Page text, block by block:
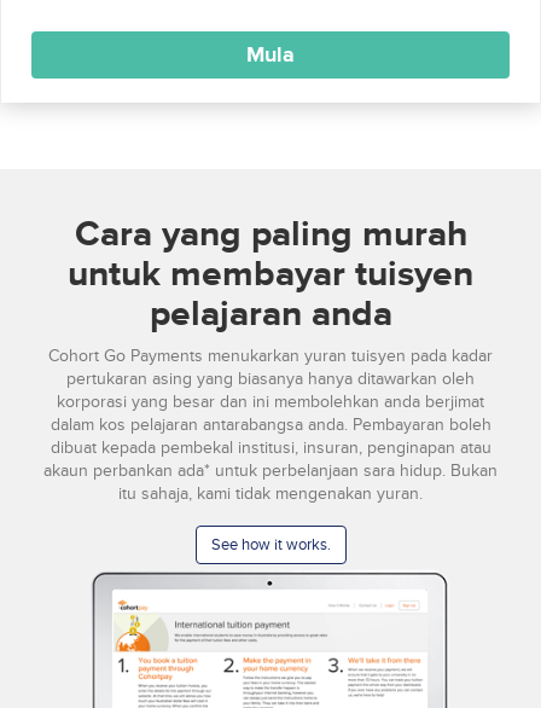
Cara yang paling murah
untuk membayar tuisyen
pelajaran anda
Cohort Go Payments menukarkan yuran tuisyen pada kadar
pertukaran asing yang biasanya hanya ditawarkan oleh
korporasi yang besar dan ini membolehkan anda berjimat
dalam kos pelajaran antarabangsa anda. Pembayaran boleh
dibuat kepada pembekal institusi, insuran, penginapan atau
akaun perbankan ada* untuk perbelanjaan sara hidup. Bukan
itu sahaja, kami tidak mengenakan yuran.
See how it works.